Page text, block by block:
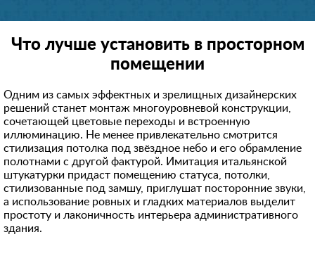
Что лучше установить в просторном
помещении
Одним из самых эффектных и зрелищных дизайнерских
решений станет монтаж многоуровневой конструкции,
сочетающей цветовые переходы и встроенную
иллюминацию. Не менее привлекательно смотрится
стилизация потолка под звёздное небо и его обрамление
полотнами с другой фактурой. Имитация итальянской
штукатурки придаст помещению статуса, потолки,
стилизованные под замшу, приглушат посторонние звуки,
а использование ровных и гладких материалов выделит
простоту и лаконичность интерьера административного
здания.